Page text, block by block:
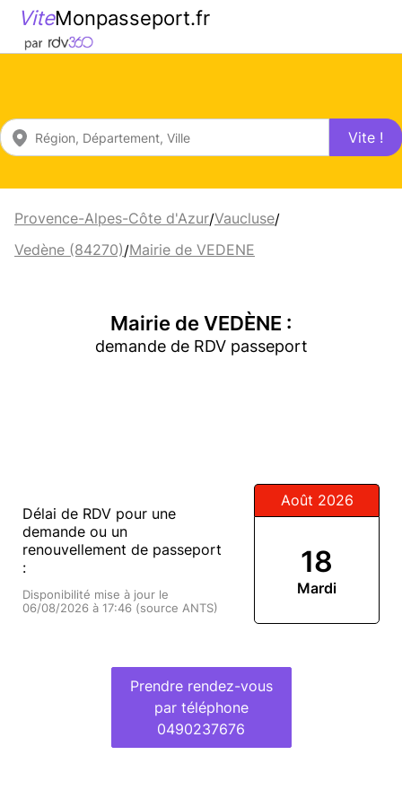
ViteMonpasseport.fr
Vite !
Provence-Alpes-Côte d'Azur/Vaucluse/
Vedène (84270)/Mairie de VEDENE
Mairie de VEDÈNE :
demande de RDV passeport
Délai de RDV pour une
demande ou un
renouvellement de passeport
:
Disponibilité mise à jour le
06/08/2026 à 17:46 (source ANTS)
Août 2026
18
Mardi
Prendre rendez-vous
par téléphone
0490237676